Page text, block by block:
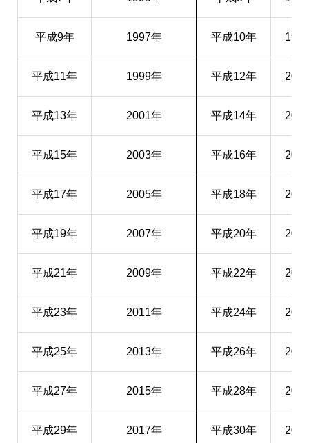
平成9年 1997年 平成10年
平成11年 1999年 平成12年
平成13年 2001年 平成14年
平成15年 2003年 平成16年
平成17年 2005年 平成18年
平成19年 2007年 平成20年
平成21年 2009年 平成22年
平成23年 2011年 平成24年
平成25年 2013年 平成26年
平成27年 2015年 平成28年
平成29年 2017年 平成30年